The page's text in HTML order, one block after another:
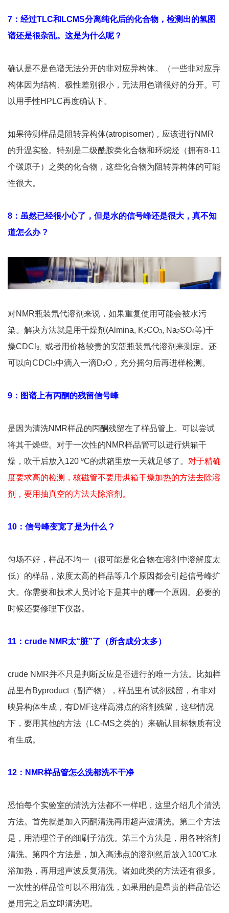
7：经过TLC和LCMS分离纯化后的化合物，检测出的氢图
谱还是很杂乱。这是为什么呢？
确认是不是色谱无法分开的非对应异构体。（一些非对应异
构体因为结构、极性差别很小，无法用色谱很好的分开。可
以用手性HPLC再度确认下。
如果待测样品是阻转异构体(atropisomer)，应该进行NMR
的升温实验。特别是二级酰胺类化合物和环烷烃（拥有8-11
个碳原子）之类的化合物，这些化合物为阻转异构体的可能
性很大。
8：虽然已经很小心了，但是水的信号峰还是很大，真不知
道怎么办 ?
对NMR瓶装氘代溶剂来说，如果重复使用可能会被水污
染。解决方法就是用干燥剂(Almina, K2CO3, Na2SO4等)干
燥CDCl 3
或者用价格较贵的安瓿瓶装氘代溶剂来测定。还
可以向CDCI 3中滴入一滴D2O，充分摇匀后再进样检测。
9：图谱上有丙酮的残留信号峰
是因为清洗NMR样品的丙酮残留在了样品管上。可以尝试
将其干燥些。对于一次性的NMR样品管可以进行烘箱干
燥，吹干后放入120 oC的烘箱里放一天就足够了。 对于精确
度要求高的检测，核磁管不要用烘箱干燥加热的方法去除溶
剂，要用抽真空的方法去除溶剂。
10：信号峰变宽了是为什么 ?
匀场不好，样品不均一（很可能是化合物在溶剂中溶解度太
低）的样品，浓度太高的样品等几个原因都会引起信号峰扩
大。你需要和技术人员讨论下是其中的哪一个原因。必要的
时候还要修理下仪器。
11：crude NMR太“脏”了（所含成分太多）
crude NMR并不只是判断反应是否进行的唯一方法。比如样
品里有Byproduct（副产物），样品里有试剂残留，有非对
映异构体生成，有DMF这样高沸点的溶剂残留，这些情况
下，要用其他的方法（LC-MS之类的）来确认目标物质有没
有生成。
12：NMR样品管怎么洗都洗不干净
恐怕每个实验室的清洗方法都不一样吧，这里介绍几个清洗
方法。首先就是加入丙酮清洗再用超声波清洗。第二个方法
是，用清理管子的细刷子清洗。第三个方法是，用各种溶剂
清洗。第四个方法是，加入高沸点的溶剂然后放入100℃水
浴加热，再用超声波反复清洗。诸如此类的方法还有很多。
一次性的样品管可以不用清洗，如果用的是昂贵的样品管还
是用完之后立即清洗吧。